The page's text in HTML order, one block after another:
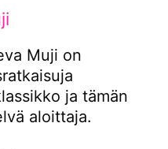
Muji on
ja tämän
aloittaja.